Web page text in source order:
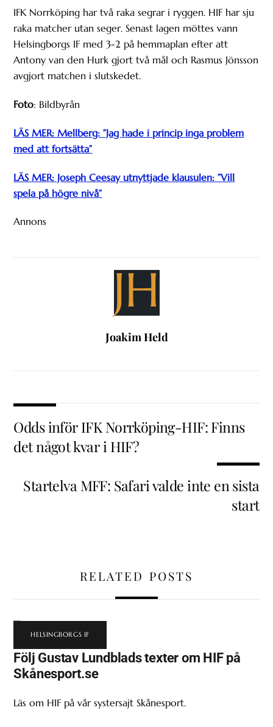
IFK Norrköping har två raka segrar i ryggen. HIF har sju
raka matcher utan seger. Senast lagen möttes vann
Helsingborgs IF med 3-2 på hemmaplan efter att
Antony van den Hurk gjort två mål och Rasmus Jönsson
avgjort matchen i slutskedet.
Foto: Bildbyrån
LÄS MER: Mellberg: ”Jag hade i princip inga problem
med att fortsätta”
LÄS MER: Joseph Ceesay utnyttjade klausulen: ”Vill
spela på högre nivå”
Annons
JH
Joakim Held
Odds inför IFK Norrköping-HIF: Finns
det något kvar i HIF?
Startelva MFF: Safari valde inte en sista
start
RELATED POSTS
HELSINGBORGS IF
Följ Gustav Lundblads texter om HIF på
Skånesport.se
Läs om HIF på vår systersajt Skånesport.